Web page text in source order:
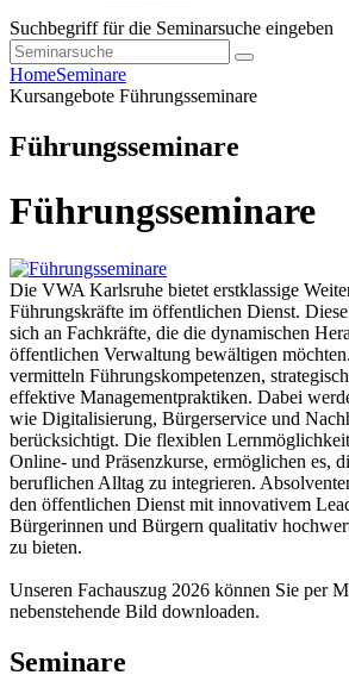
Suchbegriff für die Seminarsuche eingeben
HomeSeminare
Kursangebote Führungsseminare
Führungsseminare
Führungsseminare
Die VWA Karlsruhe bietet erstklassige
Führungskräfte im öffentlichen Dienst.
sich an Fachkräfte, die die dynamischen
öffentlichen Verwaltung bewältigen
vermitteln Führungskompetenzen,
effektive Managementpraktiken. Dabei
wie Digitalisierung, Bürgerservice und
berücksichtigt. Die flexiblen
Online- und Präsenzkurse, ermöglichen es,
beruflichen Alltag zu integrieren.
den öffentlichen Dienst mit innovativem
Bürgerinnen und Bürgern qualitativ
zu bieten.
Unseren Fachauszug 2026 können Sie per
nebenstehende Bild downloaden.
Seminare